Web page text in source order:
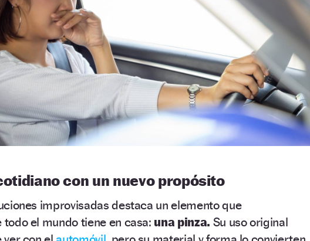
con un nuevo propósito
improvisadas destaca un elemento que
el mundo tiene en casa: una pinza. Su uso original